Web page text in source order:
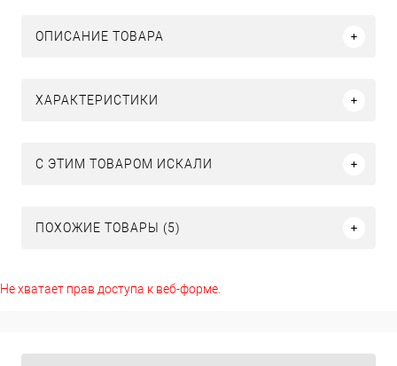
ОПИСАНИЕ ТОВАРА
ХАРАКТЕРИСТИКИ
C ЭТИМ ТОВАРОМ ИСКАЛИ
ПОХОЖИЕ ТОВАРЫ (5)
Не хватает прав доступа к веб-форме.